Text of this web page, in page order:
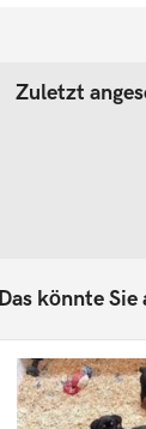
Zuletzt
Das könnte